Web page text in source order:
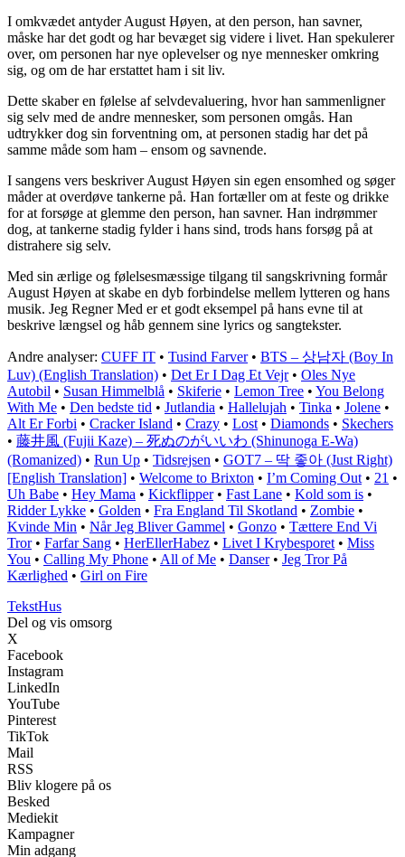
I omkvædet antyder August Høyen, at den person, han savner,
måske har det godt og har bevæget sig videre i livet. Han spekulerer
over, om personen har nye oplevelser og nye mennesker omkring
sig, og om de har erstattet ham i sit liv.
Dette skaber en følelse af selvdevaluering, hvor han sammenligner
sig selv med de andre mennesker, som personen omgås. Han
udtrykker dog sin forventning om, at personen stadig har det på
samme måde som ham – ensom og savnende.
I sangens vers beskriver August Høyen sin egen ensomhed og søger
måder at overdøve tankerne på. Han fortæller om at feste og drikke
for at forsøge at glemme den person, han savner. Han indrømmer
dog, at tankerne stadig fylder i hans sind, trods hans forsøg på at
distrahere sig selv.
Med sin ærlige og følelsesmæssige tilgang til sangskrivning formår
August Høyen at skabe en dyb forbindelse mellem lytteren og hans
musik. Jeg Regner Med er et godt eksempel på hans evne til at
beskrive længsel og håb gennem sine lyrics og sangtekster.
Andre analyser: CUFF IT • Tusind Farver• BTS – 상남자 (Boy In
Luv) (English Translation) • Det Er I Dag Et Vejr• Oles Nye
Autobil • Susan Himmelblå • Skiferie • Lemon Tree • You Belong
With Me • Den bedste tid • Jutlandia • Hallelujah • Tinka • Jolene •
Alt Er Forbi • Cracker Island • Crazy • Lost • Diamonds • Skechers
• 藤井風 (Fujii Kaze) – 死ぬのがいいわ (Shinunoga E-Wa)
(Romanized) • Run Up • Tidsrejsen • GOT7 – 딱 좋아 (Just Right)
[English Translation] • Welcome to Brixton • I’m Coming Out • 21 •
Uh Babe • Hey Mama • Kickflipper• Fast Lane • Kold som is •
Ridder Lykke • Golden • Fra England Til Skotland • Zombie •
Kvinde Min • Når Jeg Bliver Gammel • Gonzo • Tættere End Vi
Tror• Farfar Sang • HerEllerHabez • Livet I Krybesporet • Miss
You • Calling My Phone • All of Me • Danser• Jeg Tror På
Kærlighed • Girl on Fire
TekstHus
Del og vis omsorg
X
Facebook
Instagram
LinkedIn
YouTube
Pinterest
TikTok
Mail
RSS
Bliv klogere på os
Besked
Mediekit
Kampagner
Min adgang